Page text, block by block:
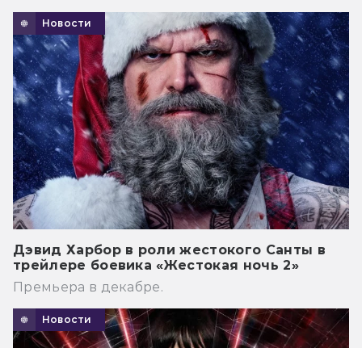
Новости
Дэвид Харбор в роли жестокого Санты в
трейлере боевика «Жестокая ночь 2»
Премьера в декабре.
Новости